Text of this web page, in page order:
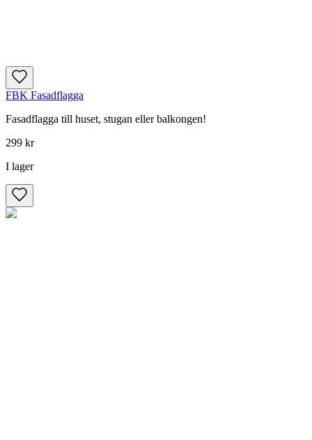
FBK Fasadflagga
Fasadflagga till huset, stugan eller balkongen!
299 kr
I lager